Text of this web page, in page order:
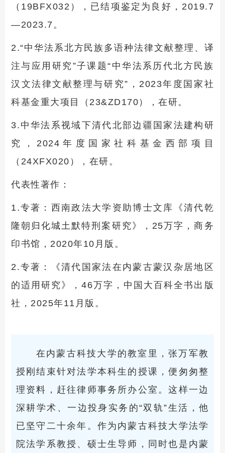
（19BFX032），已结项鉴定为良好，2019.7
—2023.7。
2.“中华法系北方民族多语种法律文献整理、译
注与应用研究”子课题“中华法系历代北方民族
汉文法律文献整理与研究”，2023年度国家社
科基金重大项目（23&ZD170），在研。
3.中华法系视域下清代北部边疆国家法建构研
究，2024年度国家社科基金西部项目
（24XFX020），在研。
代表性著作：
1.专著：西南政法大学资助博士文库《清代乾
隆朝归化城土默特刑案研究》，25万字，商务
印书馆，2020年10月版。
2.专著：《清代国家法在内蒙古蒙汉杂居地区
的适用研究》，46万字，中国大百科全书出版
社，2025年11月版。
在内蒙古科技大学的教室里，张万军教
授刚结束针对法学本科生的授课，便匆匆整
理资料，赶往律师事务所办公室。这样一边
深耕学术、一边投身实务的“双轨”生活，他
已坚守二十余年。作为内蒙古科技大学法学
院法学系教授、硕士生导师，同时也是内蒙